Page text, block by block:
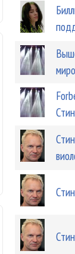
о Sting за 200
о Sting - The Last Ship